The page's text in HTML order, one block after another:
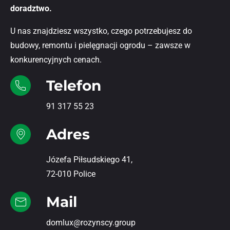
doradztwo.
U nas znajdziesz wszystko, czego potrzebujesz do
budowy, remontu i pielęgnacji ogrodu – zawsze w
konkurencyjnych cenach.
Telefon
91 317 55 23
Adres
Józefa Piłsudskiego 41,
72-010 Police
Mail
domlux@rozynscy.group